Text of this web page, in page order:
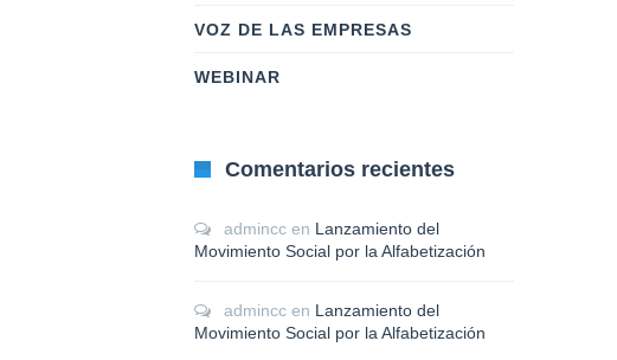
VOZ DE LAS EMPRESAS
WEBINAR
Comentarios recientes
admincc en Lanzamiento del
Movimiento Social por la Alfabetización
admincc en Lanzamiento del
Movimiento Social por la Alfabetización